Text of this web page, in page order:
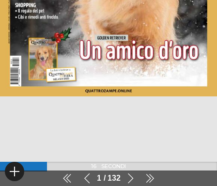
1 132
16 SECONDI